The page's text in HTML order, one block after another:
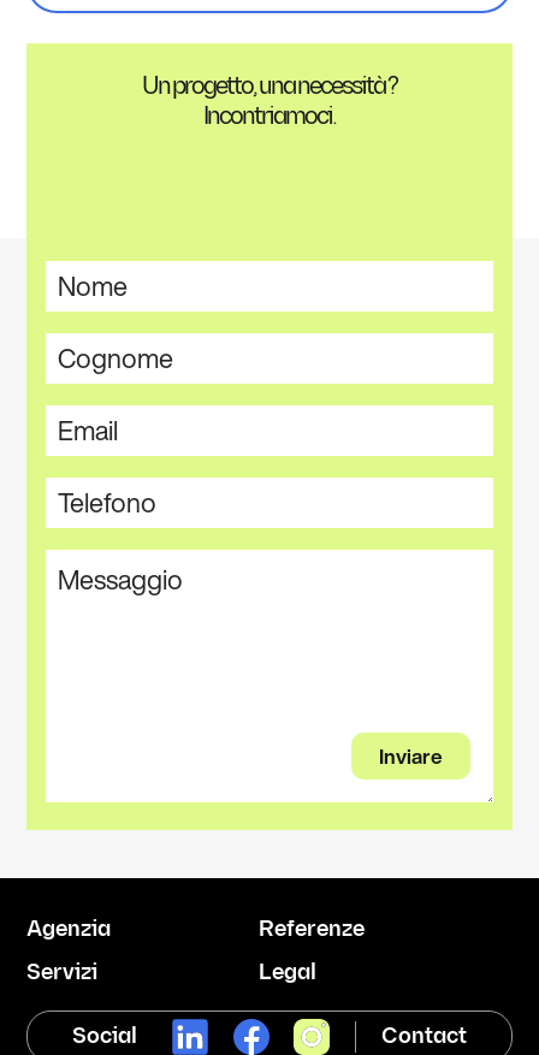
Un progetto, una necessità ?
Incontriamoci.
Agenzia
Servizi
Referenze
Legal
Social Contact